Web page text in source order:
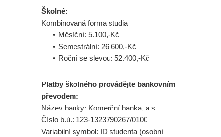
Školné:
Kombinovaná forma studia
Měsíční: 5.100,-Kč
Semestrální: 26.600,-Kč
Roční se slevou: 52.400,-Kč
Platby školného provádějte bankovním
převodem:
Název banky: Komerční banka, a.s.
Číslo b.ú.: 123-1323790267/0100
Variabilní symbol: ID studenta (osobní